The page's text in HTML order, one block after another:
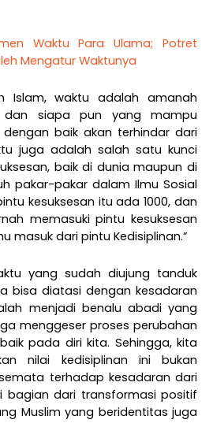
Waktu Para Ulama; Potret
Mengatur Waktunya
Islam, waktu adalah amanah
dan siapa pun yang mampu
baik akan terhindar dari
juga adalah salah satu kunci
baik di dunia maupun di
pakar-pakar dalam Ilmu Sosial
kesuksesan itu ada 1000, dan
memasuki pintu kesuksesan
masuk dari pintu Kedisiplinan.”
yang sudah diujung tanduk
bisa diatasi dengan kesadaran
menjadi benalu abadi yang
menggeser proses perubahan
pada diri kita. Sehingga, kita
nilai kedisiplinan ini bukan
terhadap kesadaran dari
bagian dari transformasi positif
Muslim yang beridentitas juga